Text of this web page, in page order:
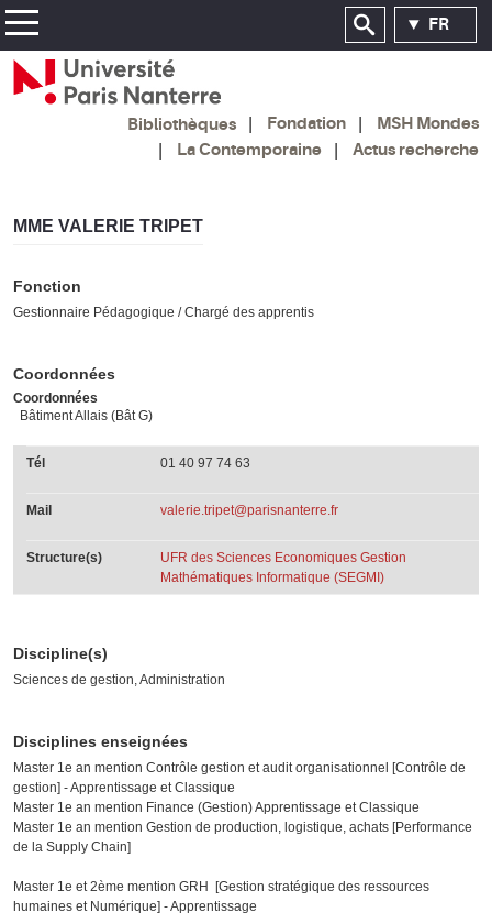
FR
Bibliothèques Fondation
MSH Mondes
La Contemporaine
Actus recherche
MME VALERIE TRIPET
Fonction
Gestionnaire Pédagogique / Chargé des apprentis
Coordonnées
Coordonnées
Bâtiment Allais (Bât G)
Tél 01 40 97 74 63
Mail valerie.tripet@parisnanterre.fr
Structure(s)
UFR des Sciences Economiques Gestion
Mathématiques Informatique (SEGMI)
Discipline(s)
Sciences de gestion, Administration
Disciplines enseignées
Master 1e an mention Contrôle gestion et audit organisationnel [Contrôle de
gestion] - Apprentissage et Classique
Master 1e an mention Finance (Gestion) Apprentissage et Classique
Master 1e an mention Gestion de production, logistique, achats [Performance
de la Supply Chain]
Master 1e et 2ème mention GRH [Gestion stratégique des ressources
humaines et Numérique] - Apprentissage